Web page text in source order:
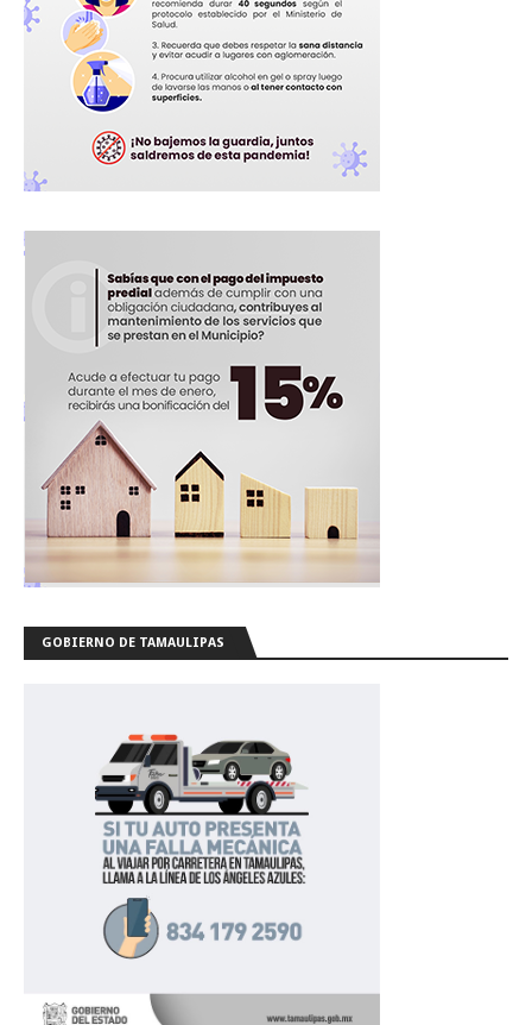
GOBIERNO DE TAMAULIPAS